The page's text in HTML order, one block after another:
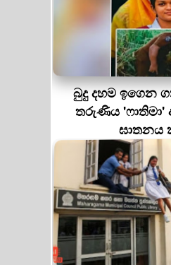
බුදු දහම ඉගෙන
තරුණිය 'ෆාතිමා'
ඝාතනය